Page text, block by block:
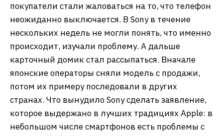
покупатели стали жаловаться на то, что телефон
неожиданно выключается. В Sony в течение
нескольких недель не могли понять, что именно
происходит, изучали проблему. А дальше
карточный домик стал рассыпаться. Вначале
японские операторы сняли модель с продажи,
потом их примеру последовали в других
странах. Что вынудило Sony сделать заявление,
которое выдержано в лучших традициях Apple: в
небольшом числе смартфонов есть проблемы с